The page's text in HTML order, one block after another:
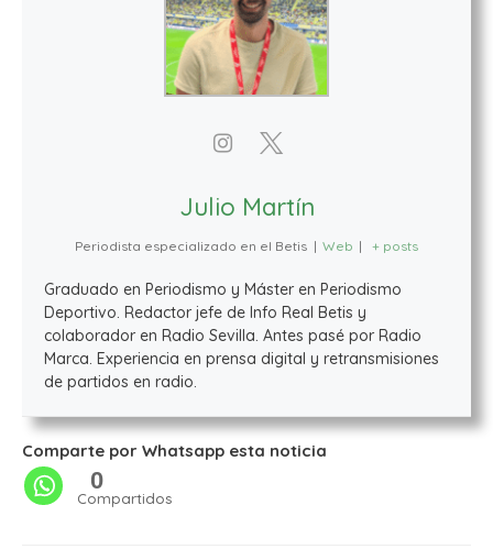
Julio Martín
Periodista especializado en el Betis | Web | + posts
Graduado en Periodismo y Máster en Periodismo
Deportivo. Redactor jefe de Info Real Betis y
colaborador en Radio Sevilla. Antes pasé por Radio
Marca. Experiencia en prensa digital y retransmisiones
de partidos en radio.
Comparte por Whatsapp esta noticia
0
Compartidos